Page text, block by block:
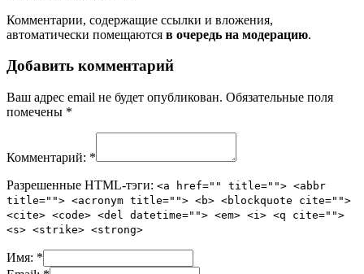
Комментарии, содержащие ссылки и вложения,
автоматически помещаются в очередь на модерацию.
Добавить комментарий
Ваш адрес email не будет опубликован. Обязательные поля
помечены *
Комментарий: *
Разрешенные HTML-тэги: <a href="" title=""> <abbr
title=""> <acronym title=""> <b> <blockquote cite="">
<cite> <code> <del datetime=""> <em> <i> <q cite="">
<s> <strike> <strong>
Имя: *